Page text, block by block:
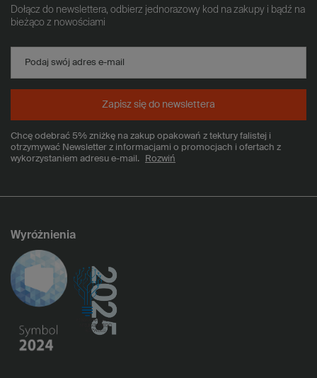
Dołącz do newslettera, odbierz jednorazowy kod na zakupy i bądź na
bieżąco z nowościami
Podaj swój adres e-mail
Chcę odebrać 5% zniżkę na zakup opakowań z tektury falistej i
otrzymywać Newsletter z informacjami o promocjach i ofertach z
wykorzystaniem adresu e-mail.
Rozwiń
Zapisz się do newslettera
Wyróżnienia